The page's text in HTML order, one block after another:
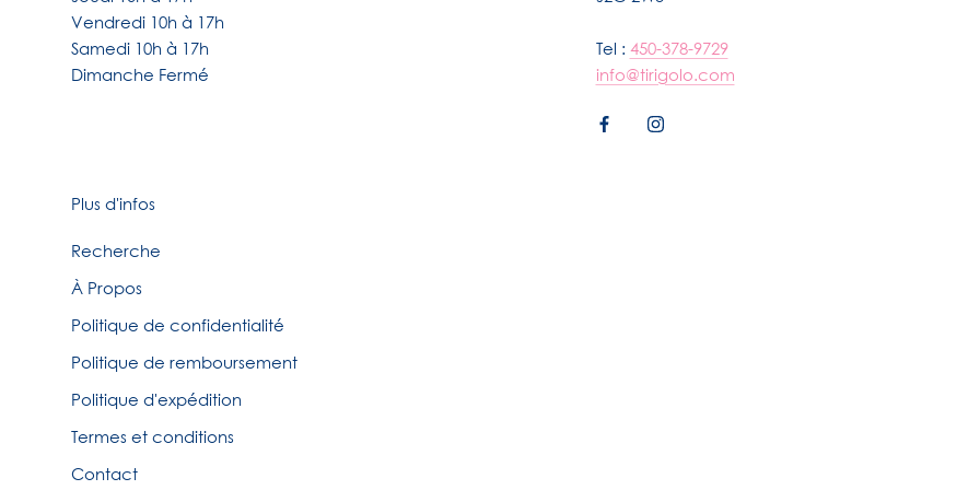
Vendredi 10h à 17h
Samedi 10h à 17h
Dimanche Fermé
Tel : 450-378-9729
info@tirigolo.com
Plus d'infos
Recherche
À Propos
Politique de confidentialité
Politique de remboursement
Politique d'expédition
Termes et conditions
Contact